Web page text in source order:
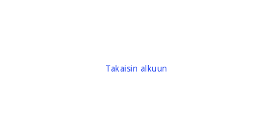
Takaisin alkuun